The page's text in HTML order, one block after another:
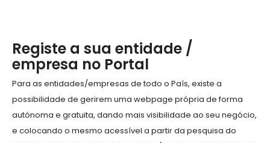
Registe a sua entidade /
empresa no Portal
Para as entidades/empresas de todo o País, existe a
possibilidade de gerirem uma webpage própria de forma
autónoma e gratuita, dando mais visibilidade ao seu negócio,
e colocando o mesmo acessível a partir da pesquisa do